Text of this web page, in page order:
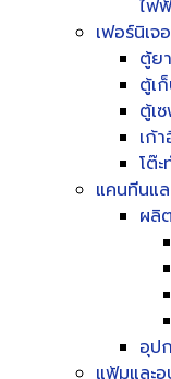
ไฟ
เฟอร์นิเจ
ตู้ย
ตู้เ
ตู้เ
เก้
โต๊
แคนทีนแ
ผลิ
อุป
แฟ้มและ